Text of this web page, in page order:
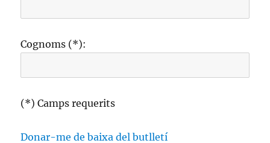
Cognoms (*):
(*) Camps requerits
Donar-me de baixa del butlletí